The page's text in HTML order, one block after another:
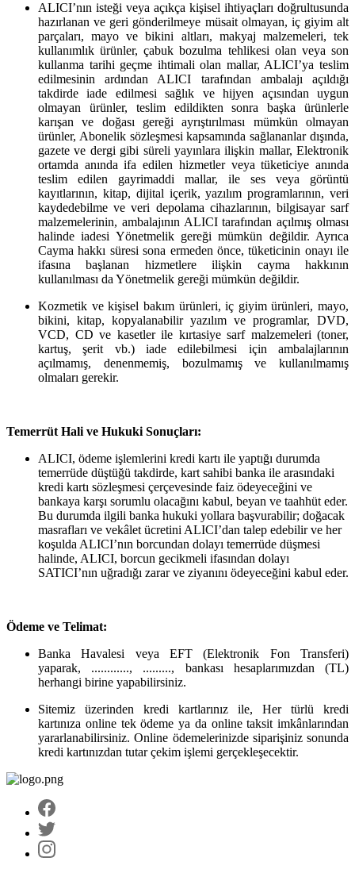
ALICI’nın isteği veya açıkça kişisel ihtiyaçları doğrultusunda
hazırlanan ve geri gönderilmeye müsait olmayan, iç giyim alt
parçaları, mayo ve bikini altları, makyaj malzemeleri, tek
kullanımlık ürünler, çabuk bozulma tehlikesi olan veya son
kullanma tarihi geçme ihtimali olan mallar, ALICI’ya teslim
edilmesinin ardından ALICI tarafından ambalajı açıldığı
takdirde iade edilmesi sağlık ve hijyen açısından uygun
olmayan ürünler, teslim edildikten sonra başka ürünlerle
karışan ve doğası gereği ayrıştırılması mümkün olmayan
ürünler, Abonelik sözleşmesi kapsamında sağlananlar dışında,
gazete ve dergi gibi süreli yayınlara ilişkin mallar, Elektronik
ortamda anında ifa edilen hizmetler veya tüketiciye anında
teslim edilen gayrimaddi mallar, ile ses veya görüntü
kayıtlarının, kitap, dijital içerik, yazılım programlarının, veri
kaydedebilme ve veri depolama cihazlarının, bilgisayar sarf
malzemelerinin, ambalajının ALICI tarafından açılmış olması
halinde iadesi Yönetmelik gereği mümkün değildir. Ayrıca
Cayma hakkı süresi sona ermeden önce, tüketicinin onayı ile
ifasına başlanan hizmetlere ilişkin cayma hakkının
kullanılması da Yönetmelik gereği mümkün değildir.
Kozmetik ve kişisel bakım ürünleri, iç giyim ürünleri, mayo,
bikini, kitap, kopyalanabilir yazılım ve programlar, DVD,
VCD, CD ve kasetler ile kırtasiye sarf malzemeleri (toner,
kartuş, şerit vb.) iade edilebilmesi için ambalajlarının
açılmamış, denenmemiş, bozulmamış ve kullanılmamış
olmaları gerekir.
Temerrüt Hali ve Hukuki Sonuçları:
ALICI, ödeme işlemlerini kredi kartı ile yaptığı durumda
temerrüde düştüğü takdirde, kart sahibi banka ile arasındaki
kredi kartı sözleşmesi çerçevesinde faiz ödeyeceğini ve
bankaya karşı sorumlu olacağını kabul, beyan ve taahhüt eder.
Bu durumda ilgili banka hukuki yollara başvurabilir; doğacak
masrafları ve vekâlet ücretini ALICI’dan talep edebilir ve her
koşulda ALICI’nın borcundan dolayı temerrüde düşmesi
halinde, ALICI, borcun gecikmeli ifasından dolayı
SATICI’nın uğradığı zarar ve ziyanını ödeyeceğini kabul eder.
Ödeme ve Telimat:
Banka Havalesi veya EFT (Elektronik Fon Transferi)
yaparak, ............, ........., bankası hesaplarımızdan (TL)
herhangi birine yapabilirsiniz.
Sitemiz üzerinden kredi kartlarınız ile, Her türlü kredi
kartınıza online tek ödeme ya da online taksit imkânlarından
yararlanabilirsiniz. Online ödemelerinizde siparişiniz sonunda
kredi kartınızdan tutar çekim işlemi gerçekleşecektir.